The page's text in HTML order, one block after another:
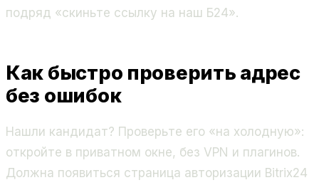
подряд «скиньте ссылку на наш Б24».
Как быстро проверить адрес
без ошибок
Нашли кандидат? Проверьте его «на холодную»:
откройте в приватном окне, без VPN и плагинов.
Должна появиться страница авторизации Bitrix24